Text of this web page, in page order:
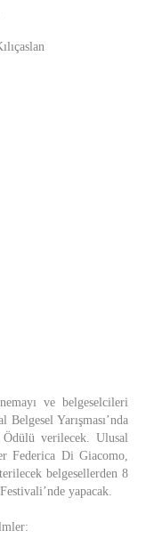
ve belgeselcileri
Yarışması’nda
verilecek. Ulusal
Federica Di Giacomo,
belgesellerden 8
yapacak.